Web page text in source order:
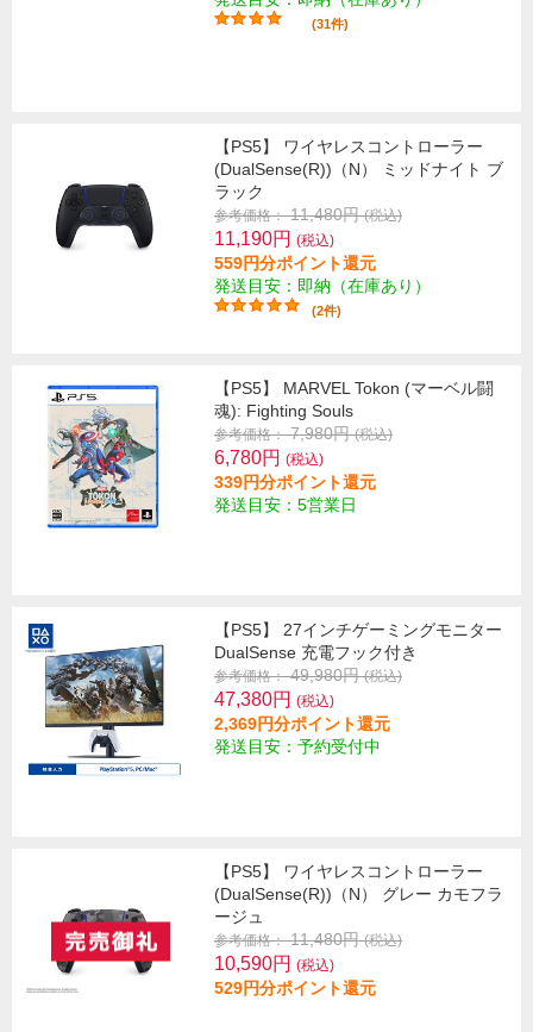
(31件)
【PS5】 ワイヤレスコントローラー
(DualSense(R))（N） ミッドナイト ブ
ラック
参考価格： 11,480円(税込)
11,190円 (税込)
559円分ポイント還元
発送目安：即納（在庫あり）
(2件)
【PS5】 MARVEL Tokon (マーベル闘
魂): Fighting Souls
参考価格： 7,980円(税込)
6,780円 (税込)
339円分ポイント還元
発送目安：5営業日
【PS5】 27インチゲーミングモニター
DualSense 充電フック付き
参考価格： 49,980円(税込)
47,380円 (税込)
2,369円分ポイント還元
発送目安：予約受付中
【PS5】 ワイヤレスコントローラー
(DualSense(R))（N） グレー カモフラ
ージュ
参考価格： 11,480円(税込)
10,590円 (税込)
529円分ポイント還元